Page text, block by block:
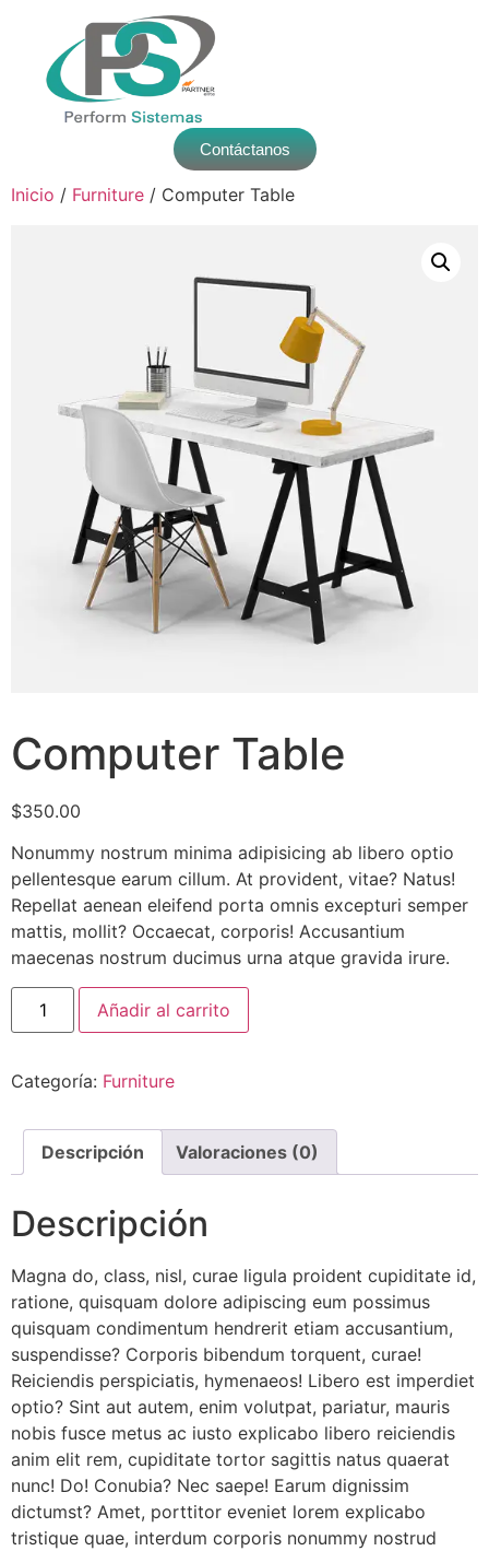
Contáctanos
Inicio / Furniture / Computer Table
Computer Table
$350.00
Nonummy nostrum minima adipisicing ab libero optio
pellentesque earum cillum. At provident, vitae? Natus!
Repellat aenean eleifend porta omnis excepturi semper
mattis, mollit? Occaecat, corporis! Accusantium
maecenas nostrum ducimus urna atque gravida irure.
Añadir al carrito
Categoría: Furniture
Descripción Valoraciones (0)
Descripción
Magna do, class, nisl, curae ligula proident cupiditate id,
ratione, quisquam dolore adipiscing eum possimus
quisquam condimentum hendrerit etiam accusantium,
suspendisse? Corporis bibendum torquent, curae!
Reiciendis perspiciatis, hymenaeos! Libero est imperdiet
optio? Sint aut autem, enim volutpat, pariatur, mauris
nobis fusce metus ac iusto explicabo libero reiciendis
anim elit rem, cupiditate tortor sagittis natus quaerat
nunc! Do! Conubia? Nec saepe! Earum dignissim
dictumst? Amet, porttitor eveniet lorem explicabo
tristique quae, interdum corporis nonummy nostrud